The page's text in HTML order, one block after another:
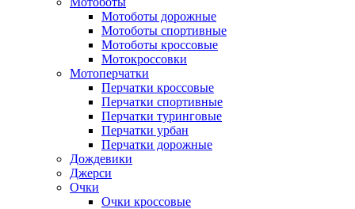
Мотоботы дорожные
Мотоботы спортивные
Мотоботы кроссовые
Мотокроссовки
Мотоперчатки
Перчатки кроссовые
Перчатки спортивные
Перчатки туринговые
Перчатки урбан
Перчатки дорожные
Дождевики
Джерси
Очки
Очки кроссовые